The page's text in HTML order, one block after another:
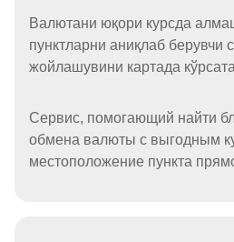
Валютани юқори курсда
пунктларни аниқлаб берувчи
жойлашувини картада
Сервис, помогающий найти
обмена валюты с выгодным
местоположение пункта